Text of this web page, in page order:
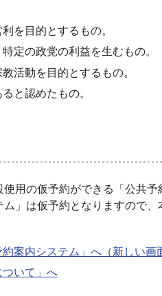
を目的とするもの。
定の政党の利益を生むもの。
活動を目的とするもの。
と認めたもの。
用の仮予約ができる「公共予
ム」は仮予約となりますので
約案内システム」へ（新しい画
ついて」へ